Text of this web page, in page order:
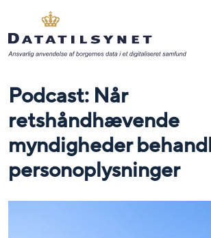
Podcast: Når
retshåndhævende
myndigheder
personoplysninger